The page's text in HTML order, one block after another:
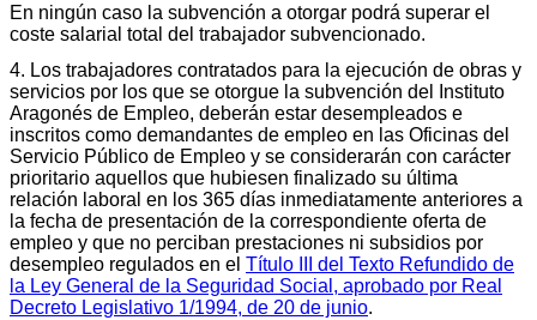
En ningún caso la subvención a otorgar podrá superar el
coste salarial total del trabajador subvencionado.
4. Los trabajadores contratados para la ejecución de obras y
servicios por los que se otorgue la subvención del Instituto
Aragonés de Empleo, deberán estar desempleados e
inscritos como demandantes de empleo en las Oficinas del
Servicio Público de Empleo y se considerarán con carácter
prioritario aquellos que hubiesen finalizado su última
relación laboral en los 365 días inmediatamente anteriores a
la fecha de presentación de la correspondiente oferta de
empleo y que no perciban prestaciones ni subsidios por
desempleo regulados en el Título III del Texto Refundido de
la Ley General de la Seguridad Social, aprobado por Real
Decreto Legislativo 1/1994, de 20 de junio.